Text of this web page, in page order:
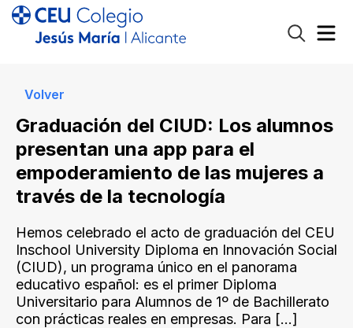
Volver
Graduación del CIUD: Los alumnos
presentan una app para el
empoderamiento de las mujeres a
través de la tecnología
Hemos celebrado el acto de graduación del CEU
Inschool University Diploma en Innovación Social
(CIUD), un programa único en el panorama
educativo español: es el primer Diploma
Universitario para Alumnos de 1º de Bachillerato
con prácticas reales en empresas. Para […]